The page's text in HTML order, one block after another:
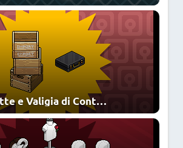
Casse Sospette e Valigia di Contrabbando